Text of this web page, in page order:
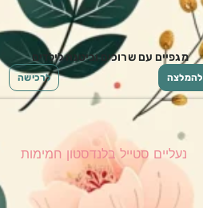
מגפיים עם שרוכים וביטנה לילדים
להמלצה לרכישה